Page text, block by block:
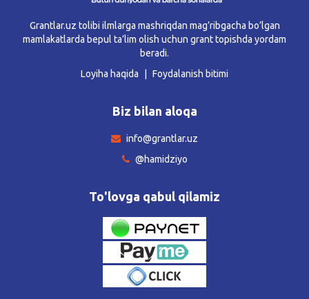
Grantlar.uz tolibi ilmlarga mashriqdan mag’ribgacha bo’lgan
mamlakatlarda bepul ta’lim olish uchun grant topishda yordam
beradi.
Loyiha haqida
Foydalanish bitimi
Biz bilan aloqa
info@grantlar.uz
@hamidziyo
To'lovga qabul qilamiz